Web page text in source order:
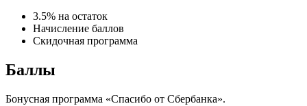
3.5% на остаток
Начисление баллов
Скидочная программа
Баллы
Бонусная программа «Спасибо от Сбербанка».